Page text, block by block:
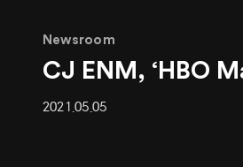
Newsroom
CJ ENM, ‘HBO
2021.05.05